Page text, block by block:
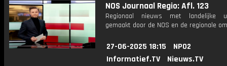
NOS Journaal Regio: Afl. 123
Regionaal nieuws met landelijke
gemaakt door de NOS en de regionale
27-06-2025 18:15
NPO2
Informatief.TV
Nieuws.TV